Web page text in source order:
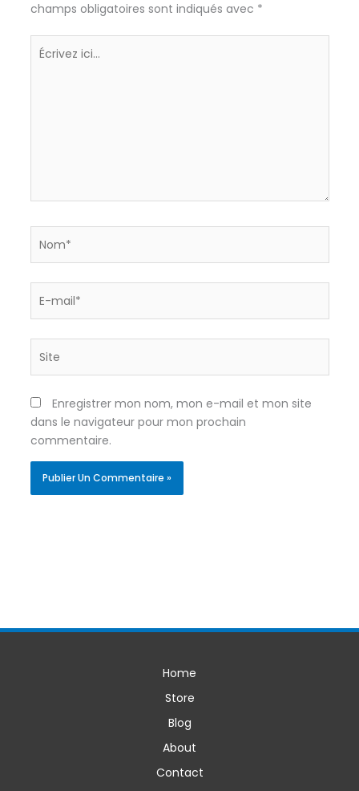
champs obligatoires sont indiqués avec *
Écrivez
ici…
mail*
Enregistrer mon nom, mon e-mail et mon site
dans le navigateur pour mon prochain
commentaire.
Home
Store
Blog
About
Contact